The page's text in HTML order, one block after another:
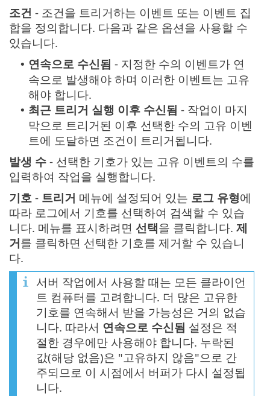
조건 - 조건을 트리거하는 이벤트 또는 이벤트 집
합을 정의합니다. 다음과 같은 옵션을 사용할 수
있습니다.
• 연속으로 수신됨 - 지정한 수의 이벤트가 연
속으로 발생해야 하며 이러한 이벤트는 고유
해야 합니다.
• 최근 트리거 실행 이후 수신됨 - 작업이 마지
막으로 트리거된 이후 선택한 수의 고유 이벤
트에 도달하면 조건이 트리거됩니다.
발생 수 - 선택한 기호가 있는 고유 이벤트의 수를
입력하여 작업을 실행합니다.
기호 - 트리거 메뉴에 설정되어 있는 로그 유형에
따라 로그에서 기호를 선택하여 검색할 수 있습
니다. 메뉴를 표시하려면 선택을 클릭합니다. 제
거를 클릭하면 선택한 기호를 제거할 수 있습니
다.
서버 작업에서 사용할 때는 모든 클라이언
트 컴퓨터를 고려합니다. 더 많은 고유한
기호를 연속해서 받을 가능성은 거의 없습
니다. 따라서 연속으로 수신됨 설정은 적
절한 경우에만 사용해야 합니다. 누락된
값(해당 없음)은 "고유하지 않음"으로 간
주되므로 이 시점에서 버퍼가 다시 설정됩
니다.